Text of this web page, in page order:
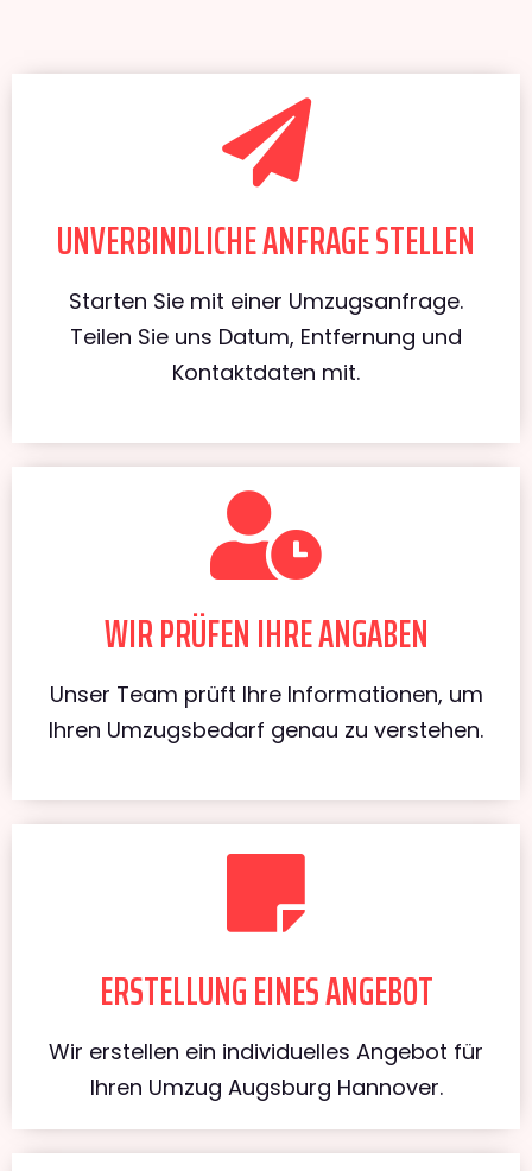
UNVERBINDLICHE ANFRAGE STELLEN
Starten Sie mit einer Umzugsanfrage.
Teilen Sie uns Datum, Entfernung und
Kontaktdaten mit.
WIR PRÜFEN IHRE ANGABEN
Unser Team prüft Ihre Informationen, um
Ihren Umzugsbedarf genau zu verstehen.
ERSTELLUNG EINES ANGEBOT
Wir erstellen ein individuelles Angebot für
Ihren Umzug Augsburg Hannover.